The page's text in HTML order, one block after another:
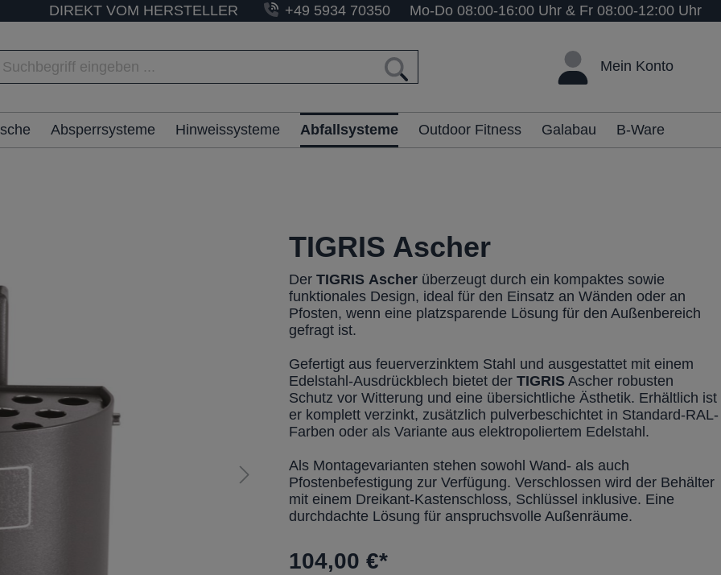
DIREKT VOM HERSTELLER +49 5934 70350 Mo-Do 08:00-16:00 Uhr & Fr 08:00-12:00 Uhr
Mein Konto
Absperrsysteme Hinweissysteme Abfallsysteme Outdoor Fitness Galabau B-Ware
TIGRIS Ascher
DerTIGRIS Ascher überzeugt durch ein kompaktes sowie
funktionales Design, ideal für den Einsatz an Wänden oder an
Pfosten, wenn eine platzsparende Lösung für den Außenbereich
gefragt ist.
Gefertigt aus feuerverzinktem Stahl und ausgestattet mit einem
Edelstahl-Ausdrückblech bietet derTIGRIS Ascher robusten
Schutz vor Witterung und eine übersichtliche Ästhetik. Erhältlich ist
er komplett verzinkt, zusätzlich pulverbeschichtet in Standard-RAL-
Farben oder als Variante aus elektropoliertem Edelstahl.
Als Montagevarianten stehen sowohl Wand- als auch
Pfostenbefestigung zur Verfügung. Verschlossen wird der Behälter
mit einem Dreikant-Kastenschloss, Schlüssel inklusive. Eine
durchdachte Lösung für anspruchsvolle Außenräume.
104,00 €*